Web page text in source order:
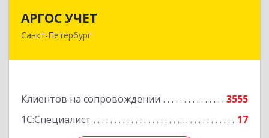
АРГОС УЧЕТ
Санкт-Петербург
Клиентов на сопровождении
3555
1С:Специалист
17
196191, Санкт-Петербург г, Конституции пл,